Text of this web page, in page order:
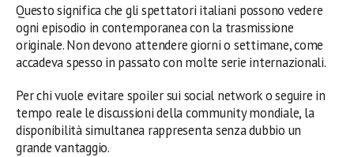
Questo significa che gli spettatori italiani possono vedere
ogni episodio in contemporanea con la trasmissione
originale. Non devono attendere giorni o settimane, come
accadeva spesso in passato con molte serie internazionali.
Per chi vuole evitare spoiler sui social network o seguire in
tempo reale le discussioni della community mondiale, la
disponibilità simultanea rappresenta senza dubbio un
grande vantaggio.